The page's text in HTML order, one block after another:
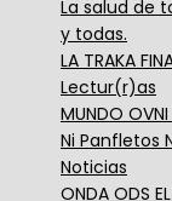
La salud de
y todas.
LA TRAKA
Lectur(r)as
MUNDO
Ni Panfletos
Noticias
ONDA ODS